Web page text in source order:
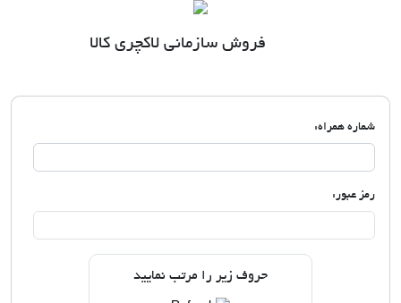
فروش سازمانی لاکچری کالا
شماره همراه:
رمز عبور:
حروف زیر را مرتب نمایید